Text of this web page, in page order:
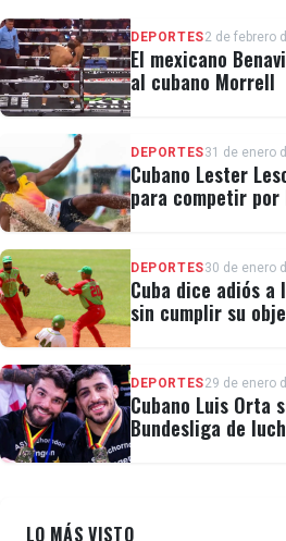
DEPORTES2 de febrero
El mexicano
al cubano Morrell
DEPORTES31 de enero
Cubano Lester
para competir por
DEPORTES30 de enero
Cuba dice adiós a
sin cumplir su
DEPORTES29 de enero
Cubano Luis Orta
Bundesliga de
LO MÁS VISTO